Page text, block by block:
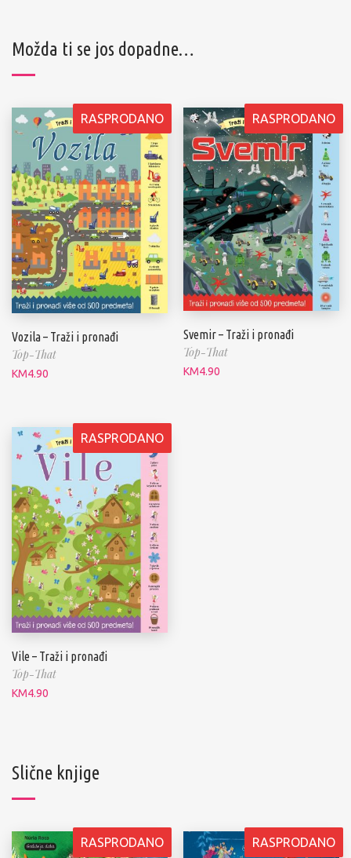
Možda ti se jos dopadne…
RASPRODANO
Vozila – Traži i pronađi
Top-That
KM4.90
RASPRODANO
Svemir – Traži i pronađi
Top-That
KM4.90
RASPRODANO
Vile – Traži i pronađi
Top-That
KM4.90
Slične knjige
RASPRODANO RASPRODANO